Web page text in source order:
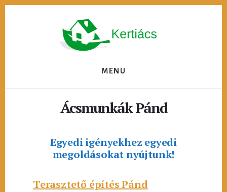
MENU
Ácsmunkák Pánd
Egyedi igényekhez egyedi
megoldásokat nyújtunk!
Terasztető építés Pánd